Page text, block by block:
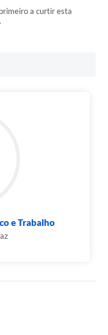
a curtir esta
e Trabalho